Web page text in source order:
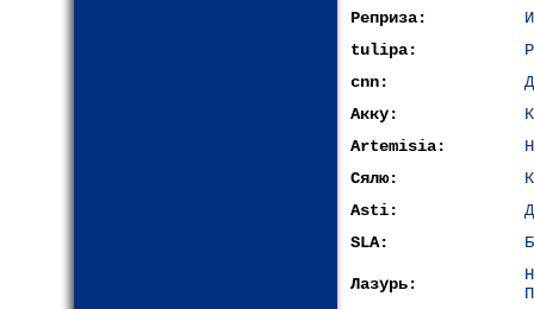
Реприза:
tulipa:
cnn:
Акку:
Artemisia:
Сялю:
Asti:
SLA:
Лазурь: